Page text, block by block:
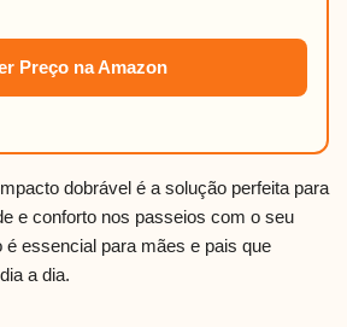
Preço na Amazon
dobrável é a solução perfeita para
e conforto nos passeios com o seu
é essencial para mães e pais que
a dia.